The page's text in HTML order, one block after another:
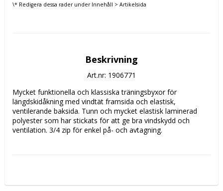
\* Redigera dessa rader under Innehåll > Artikelsida
Beskrivning
Art.nr: 1906771
Mycket funktionella och klassiska träningsbyxor för
längdskidåkning med vindtät framsida och elastisk,
ventilerande baksida. Tunn och mycket elastisk laminerad
polyester som har stickats för att ge bra vindskydd och
ventilation. 3/4 zip för enkel på- och avtagning.